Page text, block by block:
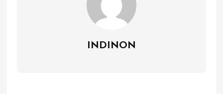
INDINON